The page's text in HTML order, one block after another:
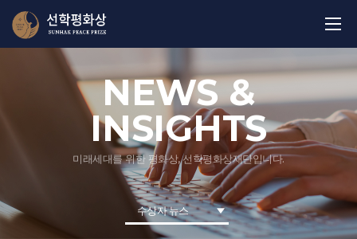
NEWS &
INSIGHTS
미래세대를 위한 평화상, 선학평화상재단입니다.
수상자 뉴스